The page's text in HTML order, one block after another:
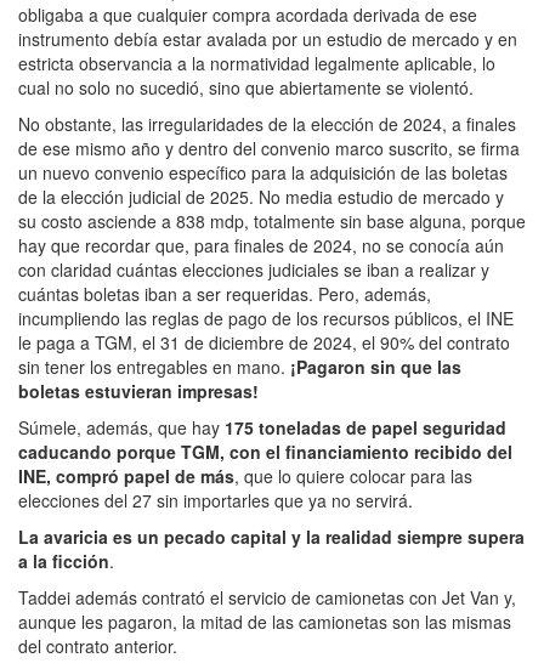
obligaba a que cualquier compra acordada derivada de ese
instrumento debía estar avalada por un estudio de mercado y en
estricta observancia a la normatividad legalmente aplicable, lo
cual no solo no sucedió, sino que abiertamente se violentó.
No obstante, las irregularidades de la elección de 2024, a finales
de ese mismo año y dentro del convenio marco suscrito, se firma
un nuevo convenio específico para la adquisición de las boletas
de la elección judicial de 2025. No media estudio de mercado y
su costo asciende a 838 mdp, totalmente sin base alguna, porque
hay que recordar que, para finales de 2024, no se conocía aún
con claridad cuántas elecciones judiciales se iban a realizar y
cuántas boletas iban a ser requeridas. Pero, además,
incumpliendo las reglas de pago de los recursos públicos, el INE
le paga a TGM, el 31 de diciembre de 2024, el 90% del contrato
sin tener los entregables en mano. ¡Pagaron sin que las
boletas estuvieran impresas!
Súmele, además, que hay 175 toneladas de papel seguridad
caducando porque TGM, con el financiamiento recibido del
INE, compró papel de más, que lo quiere colocar para las
elecciones del 27 sin importarles que ya no servirá.
La avaricia es un pecado capital y la realidad siempre supera
a la ficción.
Taddei además contrató el servicio de camionetas con Jet Van y,
aunque les pagaron, la mitad de las camionetas son las mismas
del contrato anterior.